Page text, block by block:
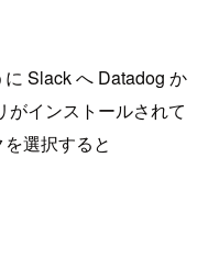
Slack へ Datadog か
がインストールされて
選択すると